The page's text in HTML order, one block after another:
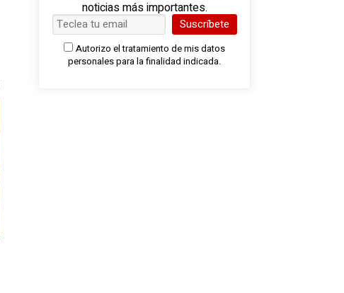
noticias más importantes.
Suscríbete
Autorizo el tratamiento de mis datos
personales para la finalidad indicada.